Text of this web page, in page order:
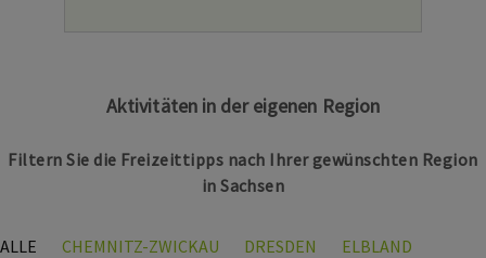
Aktivitäten in der eigenen Region
Filtern Sie die Freizeittipps nach Ihrer gewünschten Region
in Sachsen
ALLE CHEMNITZ-ZWICKAU DRESDEN
ELBLAND